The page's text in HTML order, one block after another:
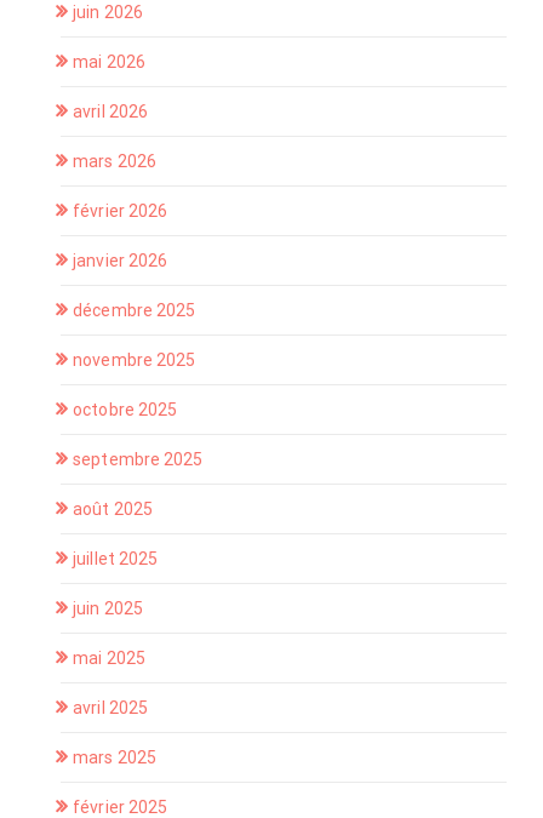
juin 2026
mai 2026
avril 2026
mars 2026
février 2026
janvier 2026
décembre 2025
novembre 2025
octobre 2025
septembre 2025
août 2025
juillet 2025
juin 2025
mai 2025
avril 2025
mars 2025
février 2025